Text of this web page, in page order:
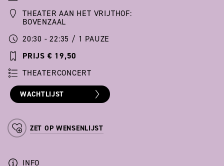
THEATER AAN HET VRIJTHOF:
BOVENZAAL
20:30 - 22:35 / 1 PAUZE
PRIJS € 19,50
THEATERCONCERT
WACHTLIJST
ZET OP WENSENLIJST
INFO